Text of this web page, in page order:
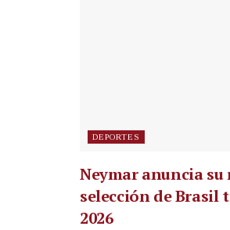
DEPORTES
Neymar anuncia
selección de Brasil
2026